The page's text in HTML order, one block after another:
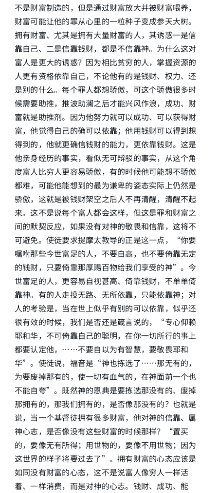
不是财富制造的，但是通过财富放大并被财富喂养，
财富可能让他的罪从心里的一粒种子变成参天大树。
拥有财富、尤其是拥有大量财富的人，其诱惑一是信
靠自己、二是信靠钱财，都是不信靠神。为什么这对
富人是更大的诱惑？因为相比贫穷的人，掌握资源的
人更有资格依靠自己，不论他有的是钱财、权力、还
是别的什么。每个罪人都想骄傲，可这个骄傲很多时
候需要助推，推波助澜之后才能兴风作浪，成功、财
富就是助推剂。因为他努力就可以成功、可以获得财
富，他觉得自己的确可以依靠；他用钱财可以得到想
得到的，他就更确信钱财的能力，更依靠钱财。这是
他亲身经历的事实，看似无可辩驳的事实，从这个角
度富人比穷人更容易骄傲，有的时候他可能想不骄傲
都难，可能他能想到的最为谦卑的姿态实际上仍然是
骄傲，这就是被钱财架空之后人不再清醒，清醒不起
来。这不是说每个富人都会这样，但这是罪和财富之
间的默契反应，如果没有对神的敬畏和信靠，这将不
可避免。使徒要求提摩太教导的正是这一点，“你要
嘱咐那些今世富足的人，不要自高，也不要倚靠无定
的钱财，只要倚靠那厚赐百物给我们享受的神”。今
世富足的人，更容易自视甚高、倚靠钱财，不单单倚
靠神。有的人走投无路、无所依靠，只能依靠神；对
人的考验是，当在世上似乎有别的可以依靠，似乎还
很有效的时候，我们是否还是箴言说的，“专心仰赖
耶和华，不可倚靠自己的聪明，在你一切所行的事上
都要认定他，……不要自以为有智慧，要敬畏耶和
华”。使徒说，福音是“神也拣选了……那无有的，
为要废掉那有的，使一切有血气的，在神面前一个也
不能自夸”。既然神的恩典是要拣选那没有的、废掉
那拥有的，那我们拥有的，是否像那没有的？也就是
说，当一个基督徒拥有很多财富，他对神的信靠、属
神心志，是否像没有这些财富的时候那样？“置买
的，要像无有所得；用世物的，要像不用世物；因为
这世界的样子将要过去了”。拥有财富的心态应该是
如同没有财富的心态，这不是说富人像穷人一样活
着、一样消费，而是对神的心志。钱财、成功、能